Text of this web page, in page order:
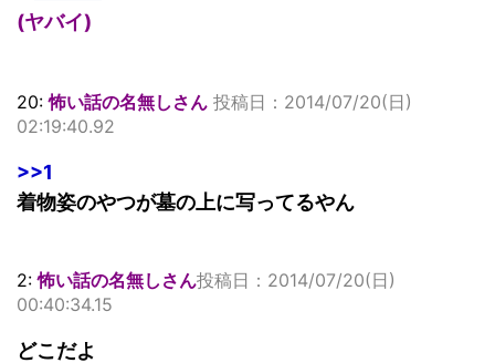
(ヤバイ)
20:怖い話の名無しさん 投稿日：2014/07/20(日)
02:19:40.92
>>1
着物姿のやつが墓の上に写ってるやん
2:怖い話の名無しさん投稿日：2014/07/20(日)
00:40:34.15
どこだよ